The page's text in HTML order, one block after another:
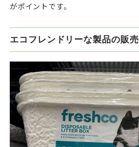
がポイントです。
エコフレンドリーな製品の販売